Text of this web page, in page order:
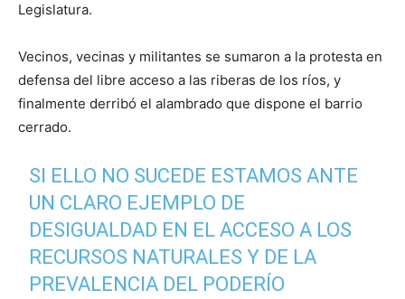
Legislatura.
Vecinos, vecinas y militantes se sumaron a la protesta en
defensa del libre acceso a las riberas de los ríos, y
finalmente derribó el alambrado que dispone el barrio
cerrado.
SI ELLO NO SUCEDE ESTAMOS ANTE
UN CLARO EJEMPLO DE
DESIGUALDAD EN EL ACCESO A LOS
RECURSOS NATURALES Y DE LA
PREVALENCIA DEL PODERÍO